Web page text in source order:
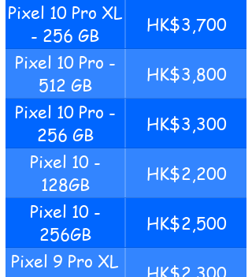
Pixel 10 Pro XL
- 256 GB
HK$3,700
Pixel 10 Pro -
512 GB
HK$3,800
Pixel 10 Pro -
256 GB
HK$3,300
Pixel 10 -
128GB
HK$2,200
Pixel 10 -
256GB
HK$2,500
Pixel 9 Pro XL
HK$2,300